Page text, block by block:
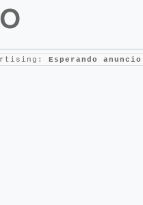
Esperando